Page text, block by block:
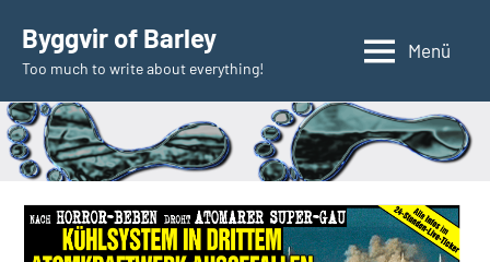
Inhalt
springen
Byggvir of Barley
Too much to write about everything!
Menü